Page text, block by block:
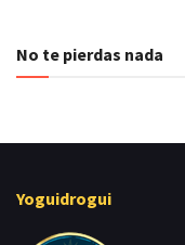
No te pierdas nada
Yoguidrogui